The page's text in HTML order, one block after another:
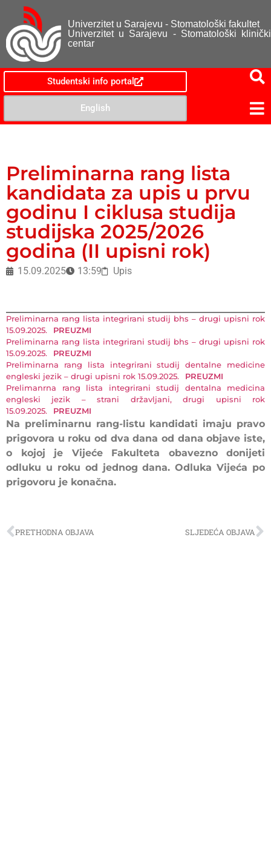
Univerzitet u Sarajevu - Stomatološki fakultet
Univerzitet u Sarajevu - Stomatološki klinički
centar
Studentski info portal
English
Preliminarna rang lista
kandidata za upis u prvu
godinu I ciklusa studija
studijska 2025/2026
godina (II upisni rok)
15.09.2025 13:59 Upis
Preliminarna rang lista integrirani studij bhs – drugi upisni rok
15.09.2025.
PREUZMI
Preliminarna rang lista integrirani studij bhs – drugi upisni rok
15.09.2025.
PREUZMI
Preliminarna rang lista integrirani studij dentalne medicine
engleski jezik – drugi upisni rok 15.09.2025.
PREUZMI
Prelimanrna rang lista integrirani studij dentalna medicina
engleski jezik – strani državljani, drugi upisni rok
15.09.2025.
PREUZMI
Na preliminarnu rang-listu kandidati imaju pravo
prigovora u roku od dva dana od dana objave iste,
o kojoj je Vijeće Fakulteta obavezno donijeti
odluku u roku od jednog dana. Odluka Vijeća po
prigovoru je konačna.
PRETHODNA OBJAVA SLJEDEĆA OBJAVA